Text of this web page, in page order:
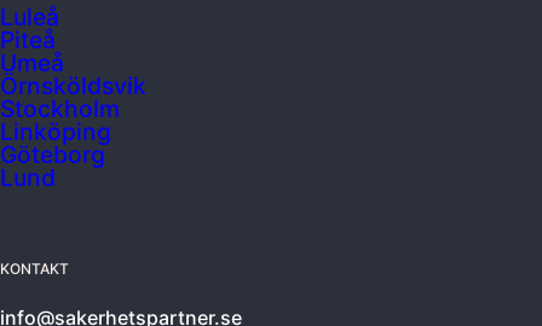
Luleå
Piteå
Umeå
Örnsköldsvik
Stockholm
Linköping
Göteborg
Lund
KONTAKT
info@sakerhetspartner.se